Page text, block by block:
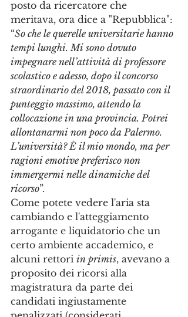
posto da ricercatore che
meritava, ora dice a "Repubblica":
“So che le querelle universitarie hanno
tempi lunghi. Mi sono dovuto
impegnare nell’attività di professore
scolastico e adesso, dopo il concorso
straordinario del 2018, passato con il
punteggio massimo, attendo la
collocazione in una provincia. Potrei
allontanarmi non poco da Palermo.
L’università? È il mio mondo, ma per
ragioni emotive preferisco non
immergermi nelle dinamiche del
ricorso”.
Come potete vedere l'aria sta
cambiando e l'atteggiamento
arrogante e liquidatorio che un
certo ambiente accademico, e
alcuni rettori in primis, avevano a
proposito dei ricorsi alla
magistratura da parte dei
candidati ingiustamente